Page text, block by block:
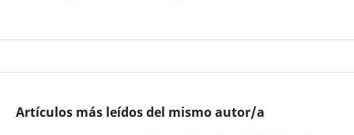
Artículos más leídos del mismo autor/a